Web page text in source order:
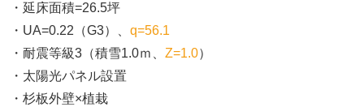
・延床面積=26.5坪
・UA=0.22（G3）、 q=56.1
・耐震等級3（積雪1.0ｍ、 Z=1.0）
・太陽光パネル設置
・杉板外壁×植栽